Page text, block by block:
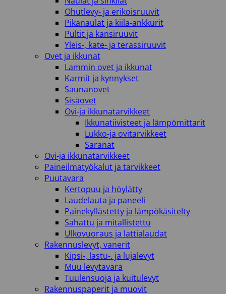
Ohutlevy- ja erikoisruuvit
Pikanaulat ja kiila-ankkurit
Pultit ja kansiruuvit
Yleis-, kate- ja terassiruuvit
Ovet ja ikkunat
Lammin ovet ja ikkunat
Karmit ja kynnykset
Saunanovet
Sisäovet
Ovi-ja ikkunatarvikkeet
Ikkunatiivisteet ja lämpömittarit
Lukko-ja ovitarvikkeet
Saranat
Ovi-ja ikkunatarvikkeet
Paineilmatyökalut ja tarvikkeet
Puutavara
Kertopuu ja höylätty
Laudelauta ja paneeli
Painekyllästetty ja lämpökäsitelty
Sahattu ja mitallistettu
Ulkovuoraus ja lattialaudat
Rakennuslevyt, vanerit
Kipsi-, lastu-. ja lujalevyt
Muu levytavara
Tuulensuoja ja kuitulevyt
Rakennuspaperit ja muovit